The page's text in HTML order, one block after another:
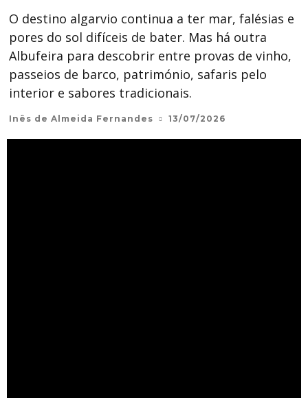
O destino algarvio continua a ter mar, falésias e
pores do sol difíceis de bater. Mas há outra
Albufeira para descobrir entre provas de vinho,
passeios de barco, património, safaris pelo
interior e sabores tradicionais.
Inês de Almeida Fernandes 13/07/2026